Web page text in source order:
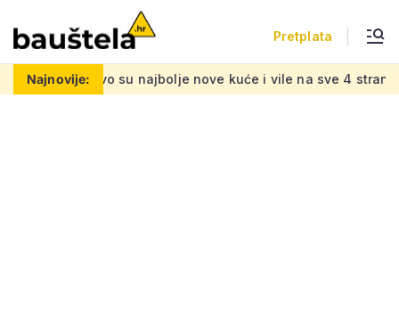
Pretplata
Najnovije:
nove kuće i vile na sve 4 strane svijeta: Bazeni, kaskade,